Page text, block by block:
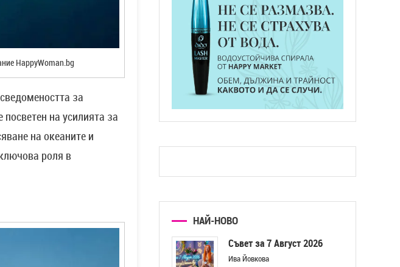
HappyWoman.bg
за
на усилията за
на океаните и
роля в
НАЙ-НОВО
Съвет за 7 Август 2026
Ива Йовкова